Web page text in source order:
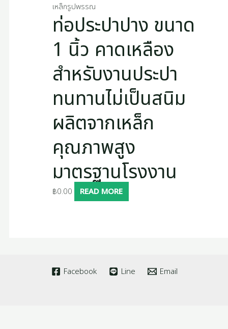
เหล็กรูปพรรณ
ท่อประปาปาง ขนาด
1 นิ้ว คาดเหลือง
สำหรับงานประปา
ทนทานไม่เป็นสนิม
ผลิตจากเหล็ก
คุณภาพสูง
มาตรฐานโรงงาน
฿0.00 READ MORE
Facebook Line Email